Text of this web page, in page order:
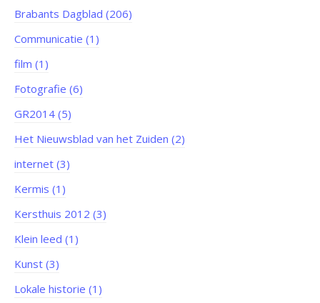
Brabants Dagblad (206)
Communicatie (1)
film (1)
Fotografie (6)
GR2014 (5)
Het Nieuwsblad van het Zuiden (2)
internet (3)
Kermis (1)
Kersthuis 2012 (3)
Klein leed (1)
Kunst (3)
Lokale historie (1)